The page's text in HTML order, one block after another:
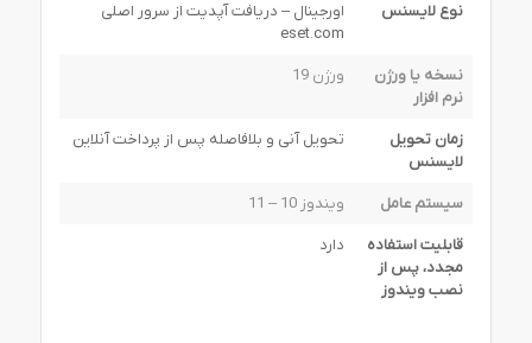
نوع لایسنس
اورجینال – دریافت آپدیت از سرور اصلی
eset.com
نسخه یا ورژن
نرم افزار
ورژن 19
زمان تحویل
لایسنس
تحویل آنی و بلافاصله پس از پرداخت آنلاین
سیستم عامل ویندوز 10 – 11
قابلیت استفاده
مجدد، پس از
نصب ویندوز
دارد